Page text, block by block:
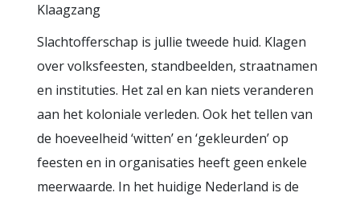
Klaagzang
Slachtofferschap is jullie tweede huid. Klagen
over volksfeesten, standbeelden, straatnamen
en instituties. Het zal en kan niets veranderen
aan het koloniale verleden. Ook het tellen van
de hoeveelheid ‘witten’ en ‘gekleurden’ op
feesten en in organisaties heeft geen enkele
meerwaarde. In het huidige Nederland is de